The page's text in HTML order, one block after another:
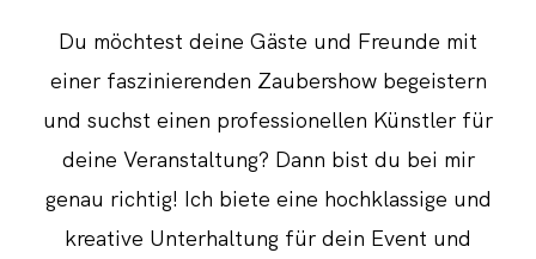
Du möchtest deine Gäste und Freunde mit
einer faszinierenden Zaubershow begeistern
und suchst einen professionellen Künstler für
deine Veranstaltung? Dann bist du bei mir
genau richtig! Ich biete eine hochklassige und
kreative Unterhaltung für dein Event und